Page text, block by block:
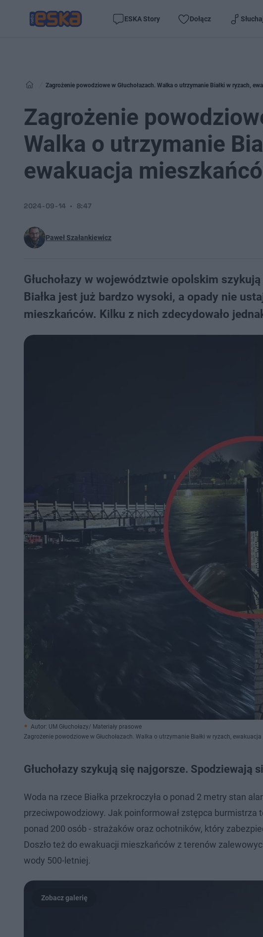
ESKA Story Dołącz
Zagrożenie powodziowe w Głuchołazach. Walka o utrzymanie Białki w ryzach,
Zagrożenie
Walka o utrzymanie
ewakuacja
Paweł Szałankiewicz
2024-09-14 8:47
Głuchołazy w województwie opolskim
Białka jest już bardzo wysoki, a opady nie
mieszkańców. Kilku z nich zdecydowało
Autor: UM Głuchołazy/ Materiały prasowe
Zagrożenie powodziowe w Głuchołazach. Walka o utrzymanie Białki w ryzach,
Głuchołazy szykują się najgorsze. Spodziewają
Woda na rzece Białka przekroczyła o ponad 2 metry stan
przeciwpowodziowy. Jak poinformował zstępca burmistrza
ponad 200‬ osób - strażaków oraz ochotników, który
Doszło też do ewakuacji mieszkańców z terenów
wody 500-letniej.